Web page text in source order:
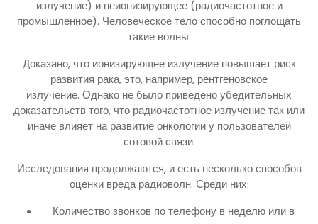
излучение) и неионизирующее (радиочастотное и
промышленное). Человеческое тело способно поглощать
такие волны.
Доказано, что ионизирующее излучение повышает риск
развития рака, это, например, рентгеновское
излучение. Однако не было приведено убедительных
доказательств того, что радиочастотное излучение так или
иначе влияет на развитие онкологии у пользователей
сотовой связи.
Исследования продолжаются, и есть несколько способов
оценки вреда радиоволн. Среди них:
Количество звонков по телефону в неделю или в